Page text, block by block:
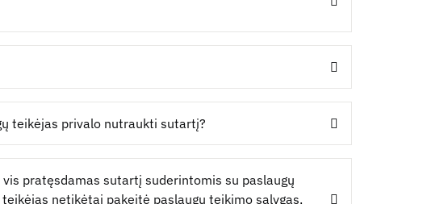
teikėjas privalo nutraukti sutartį?
pratęsdamas sutartį suderintomis su paslaugų
netikėtai pakeitė paslaugų teikimo sąlygas,